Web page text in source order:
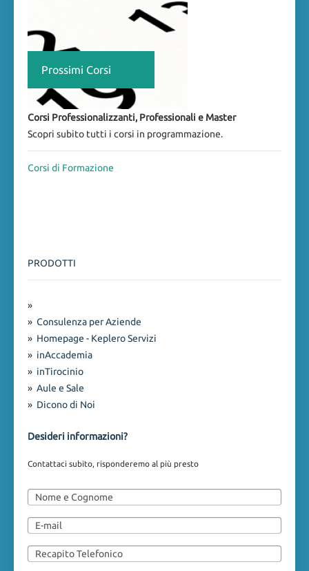
Prossimi Corsi
Corsi Professionalizzanti, Professionali e Master
Scopri subito tutti i corsi in programmazione.
Corsi di Formazione
PRODOTTI
»
» Consulenza per Aziende
» Homepage - Keplero Servizi
» inAccademia
» inTirocinio
» Aule e Sale
» Dicono di Noi
Desideri informazioni?
Contattaci subito, risponderemo al più presto